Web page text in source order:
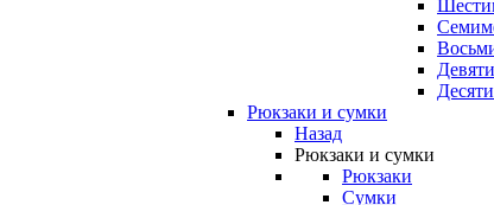
Рюкзаки и сумки
Назад
Рюкзаки и сумки
Рюкзаки
Сумки